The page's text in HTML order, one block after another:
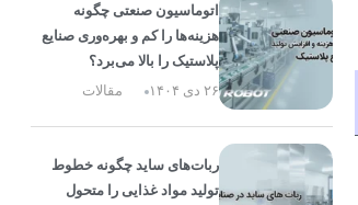
اتوماسیون صنعتی چگونه
هزینه‌ها را کم و بهره‌وری صنایع
پلاستیک را بالا می‌برد؟
۲۶ دی ۱۴۰۴
مقالات
ربات‌های ساید چگونه خطوط
تولید مواد غذایی را متحول